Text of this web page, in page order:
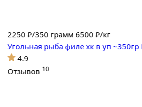
2250 ₽/350 грамм 6500 ₽/кг
Угольная рыба филе хк в уп ~350гр
4.9
Отзывов 10